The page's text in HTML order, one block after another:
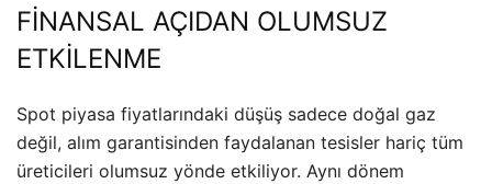
FİNANSAL AÇIDAN OLUMSUZ
ETKİLENME
Spot piyasa fiyatlarındaki düşüş sadece doğal gaz
değil, alım garantisinden faydalanan tesisler hariç tüm
üreticileri olumsuz yönde etkiliyor. Aynı dönem